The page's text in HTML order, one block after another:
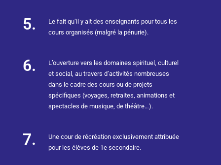
5.
Le fait qu’il y ait des enseignants pour tous les
cours organisés (malgré la pénurie).
6.
L’ouverture vers les domaines spirituel, culturel
et social, au travers d’activités nombreuses
dans le cadre des cours ou de projets
spécifiques (voyages, retraites, animations et
spectacles de musique, de théâtre…).
7.
Une cour de récréation exclusivement attribuée
pour les élèves de 1e secondaire.